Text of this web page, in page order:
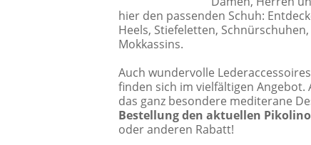
hier den passenden Schuh:
Heels, Stiefeletten,
Mokkassins.
Auch wundervolle
finden sich im vielfältigen Angebot.
das ganz besondere mediterane
Bestellung den aktuellen
oder anderen Rabatt!